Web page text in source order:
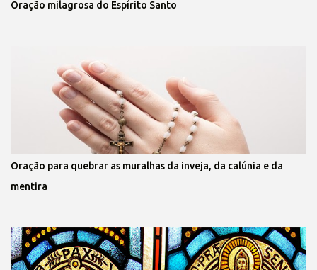
Oração milagrosa do Espírito Santo
Oração para quebrar as muralhas da inveja, da calúnia e da
mentira